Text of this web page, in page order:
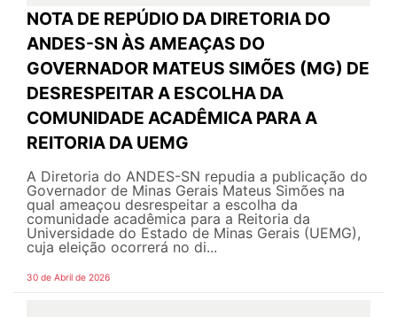
NOTA DE REPÚDIO DA DIRETORIA DO
ANDES-SN ÀS AMEAÇAS DO
GOVERNADOR MATEUS SIMÕES (MG) DE
DESRESPEITAR A ESCOLHA DA
COMUNIDADE ACADÊMICA PARA A
REITORIA DA UEMG
A Diretoria do ANDES-SN repudia a publicação do
Governador de Minas Gerais Mateus Simões na
qual ameaçou desrespeitar a escolha da
comunidade acadêmica para a Reitoria da
Universidade do Estado de Minas Gerais (UEMG),
cuja eleição ocorrerá no di...
30 de Abril de 2026